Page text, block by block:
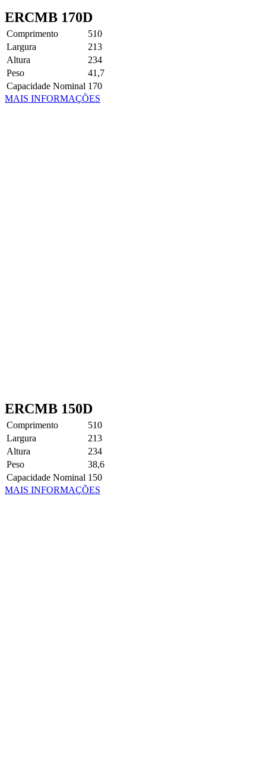
ERCMB 170D
Comprimento
510
Largura
213
Altura
234
Peso
41,7
Capacidade Nominal 170
MAIS INFORMAÇÕES
ERCMB 150D
Comprimento
510
Largura
213
Altura
234
Peso
38,6
Capacidade Nominal 150
MAIS INFORMAÇÕES